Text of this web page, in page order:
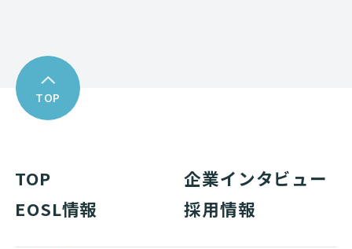
TOP
TOP
企業インタビュー
EOSL情報
採用情報